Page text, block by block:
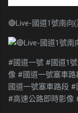
🔴Live-國道1號南向
#國道一號 #國道1
像 #國道一號塞車
國道一號塞車路段
#高速公路即時影像